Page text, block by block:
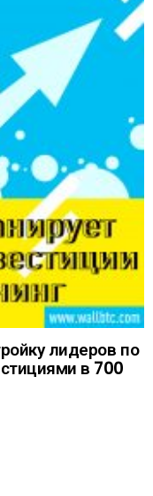
лидеров по
в 700